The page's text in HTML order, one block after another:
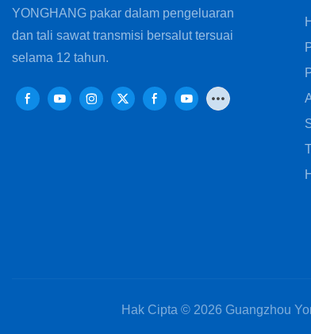
YONGHANG pakar dalam pengeluaran
dan tali sawat transmisi bersalut tersuai
selama 12 tahun.
Hak Cipta © 2026 Guangzhou